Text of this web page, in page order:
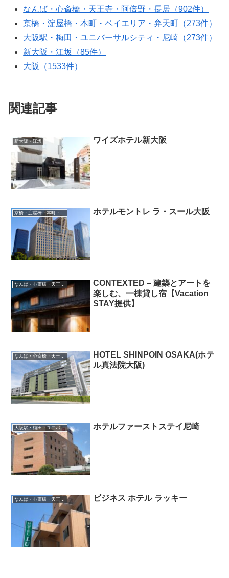
なんば・心斎橋・天王寺・阿倍野・長居（902件）
京橋・淀屋橋・本町・ベイエリア・弁天町（273件）
大阪駅・梅田・ユニバーサルシティ・尼崎（273件）
新大阪・江坂（85件）
大阪（1533件）
関連記事
新大阪・江坂 ワイズホテル新大阪
ホテルモントレ ラ・スール大阪
CONTEXTED – 建築とアートを
楽しむ、一棟貸し宿【Vacation
STAY提供】
HOTEL SHINPOIN OSAKA(ホテ
ル真法院大阪)
大阪駅・梅田・ユニバーサルシティ・尼崎 ホテルファーストステイ尼崎
ビジネス ホテル ラッキー